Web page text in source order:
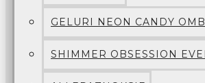
GELURI NEON CANDY
SHIMMER OBSESSION